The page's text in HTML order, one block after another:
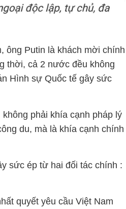
ông Putin là khách mời chính
thời, cả 2 nước đều không
Hình sự Quốc tế gây sức
phải khía cạnh pháp lý
du, mà là khía cạnh chính
sức ép từ hai đối tác chính :
quyết yêu cầu Việt Nam